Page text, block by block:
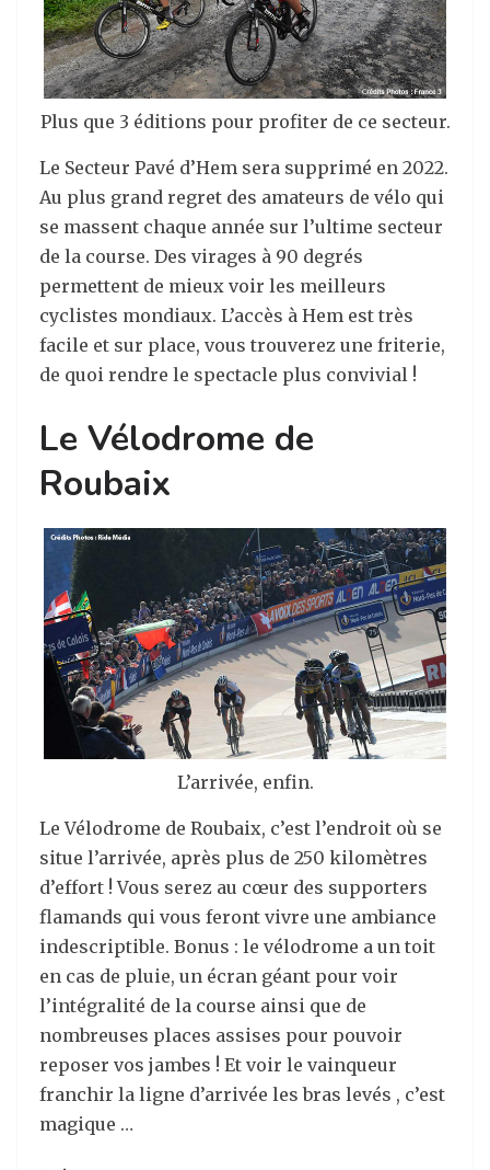
Plus que 3 éditions pour profiter de ce secteur.
Le Secteur Pavé d’Hem sera supprimé en 2022.
Au plus grand regret des amateurs de vélo qui
se massent chaque année sur l’ultime secteur
de la course. Des virages à 90 degrés
permettent de mieux voir les meilleurs
cyclistes mondiaux. L’accès à Hem est très
facile et sur place, vous trouverez une friterie,
de quoi rendre le spectacle plus convivial !
Le Vélodrome de
Roubaix
L’arrivée, enfin.
Le Vélodrome de Roubaix, c’est l’endroit où se
situe l’arrivée, après plus de 250 kilomètres
d’effort ! Vous serez au cœur des supporters
flamands qui vous feront vivre une ambiance
indescriptible. Bonus : le vélodrome a un toit
en cas de pluie, un écran géant pour voir
l’intégralité de la course ainsi que de
nombreuses places assises pour pouvoir
reposer vos jambes ! Et voir le vainqueur
franchir la ligne d’arrivée les bras levés , c’est
magique …